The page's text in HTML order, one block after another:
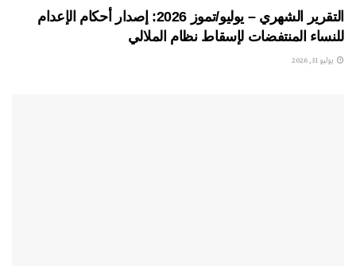
التقرير الشهري – يوليو/تموز 2026: إصدار أحكام الإعدام
للنساء المنتفضات لإسقاط نظام الملالي
يوليو 31, 2026